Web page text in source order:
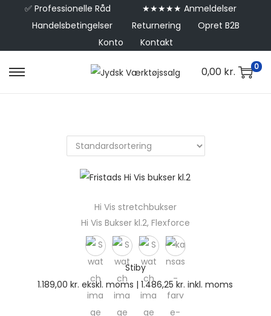
✅ Professionelle Råd
★★★★★ Anmeldelser
Handelsbetingelser
Returnering
Opret B2B
Konto
Kontakt
0,00 kr. 0
Hi Vis stretchbukser
Hi Vis Bukser kl.2, Flexforce
Stiby
1.189,00kr. ekskl. moms |1.486,25kr. inkl. moms